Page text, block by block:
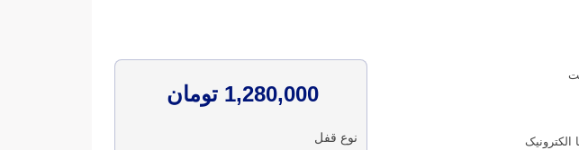
1,280,000 تومان
نوع قفل